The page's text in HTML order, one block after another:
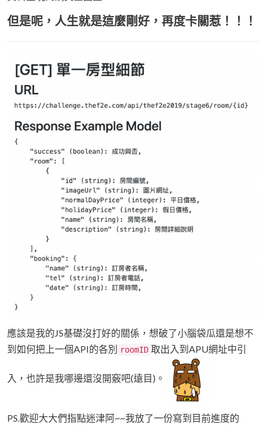
但是呢，人生就是這麼剛好，再度卡關惹！！！
應該是我的JS基礎沒打好的關係，想破了小腦袋瓜還是想不
到如何把上一個API的各別 roomID 取出入到APU網址中引
入，也許是我哪邊還沒開竅吧(遠目)。
PS.歡迎大大們指點迷津阿~~我放了一份寫到目前進度的